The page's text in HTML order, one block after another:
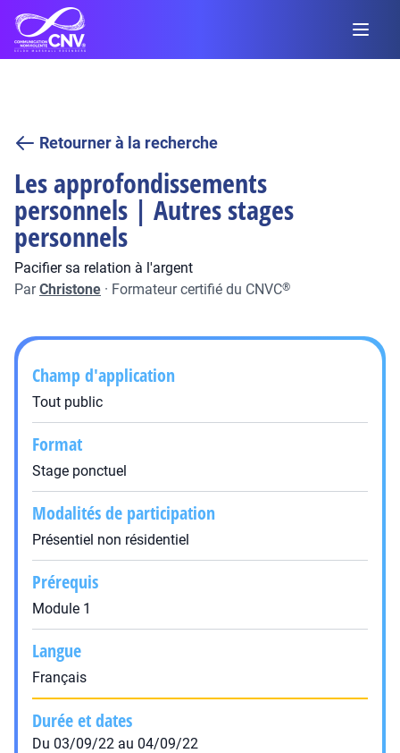
Retourner à la recherche
Les approfondissements
personnels | Autres stages
personnels
Pacifier sa relation à l'argent
ParChristone · Formateur certifié du CNVC®
Champ d'application
Tout public
Format
Stage ponctuel
Modalités de participation
Présentiel non résidentiel
Prérequis
Module 1
Langue
Français
Durée et dates
Du 03/09/22 au 04/09/22